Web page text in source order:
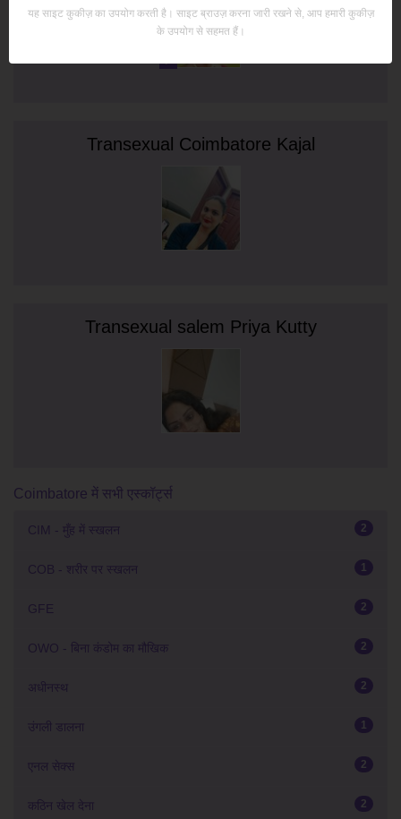
Transexual Coimbatore Kajal
Transexual salem Priya Kutty
Coimbatore में सभी एस्कॉर्ट्स
CIM - मुँह में स्खलन 2
COB - शरीर पर स्खलन 1
GFE 2
OWO - बिना कंडोम का मौखिक 2
अधीनस्थ 2
उंगली डालना 1
एनल सेक्स 2
कठिन खेल देना 2
यह साइट कुकीज़ का उपयोग करती है। साइट ब्राउज़ करना जारी रखने से, आप हमारी कुकीज़
के उपयोग से सहमत हैं।